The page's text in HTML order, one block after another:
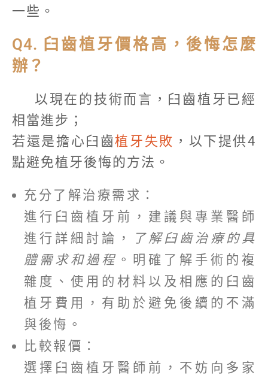
一些。
Q4. 臼齒植牙價格高，後悔怎麼
辦？
以現在的技術而言，臼齒植牙已經
相當進步；
若還是擔心臼齒植牙失敗 ，以下提供4
點避免植牙後悔的方法。
充分了解治療需求：
進行臼齒植牙前，建議與專業醫師
進行詳細討論，
了解臼齒治療的具
體需求和過程 。明確了解手術的複
雜度、使用的材料以及相應的臼齒
植牙費用，有助於避免後續的不滿
與後悔。
比較報價：
選擇臼齒植牙醫師前，不妨向多家